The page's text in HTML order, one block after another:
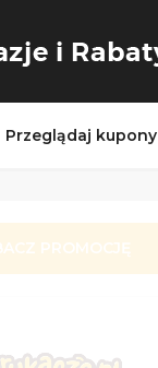
Przeglądaj kupony
PROMOCJĘ